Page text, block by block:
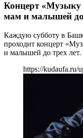
Концерт «Музыку
мам и малышей до
Каждую субботу в
проходит концерт
и малышей до трех лет.
https://kudaufa.ru/